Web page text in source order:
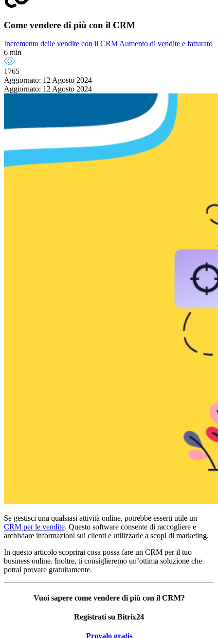
Come vendere di più con il CRM
Incremento delle vendite con il CRMAumento di vendite e fatturato
6 min
1765
Aggiornato: 12 Agosto 2024
Aggiornato: 12 Agosto 2024
Se gestisci una qualsiasi attività online, potrebbe esserti utile un
CRM per le vendite. Questo software consente di raccogliere e
archiviare informazioni sui clienti e utilizzarle a scopi di marketing.
In questo articolo scoprirai cosa possa fare un CRM per il tuo
business online. Inoltre, ti consiglieremo un’ottima soluzione che
potrai provare gratuitamente.
Vuoi sapere come vendere di più con il CRM?
Registrati su Bitrix24
Provalo gratis